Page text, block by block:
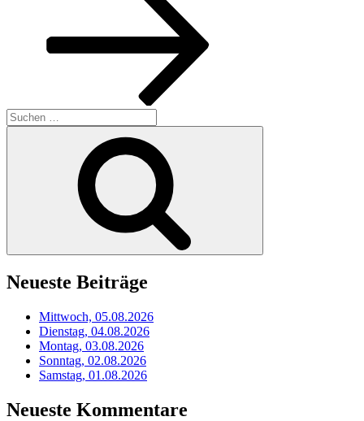
Suchen
nach:
Neueste Beiträge
Mittwoch, 05.08.2026
Dienstag, 04.08.2026
Montag, 03.08.2026
Sonntag, 02.08.2026
Samstag, 01.08.2026
Neueste Kommentare